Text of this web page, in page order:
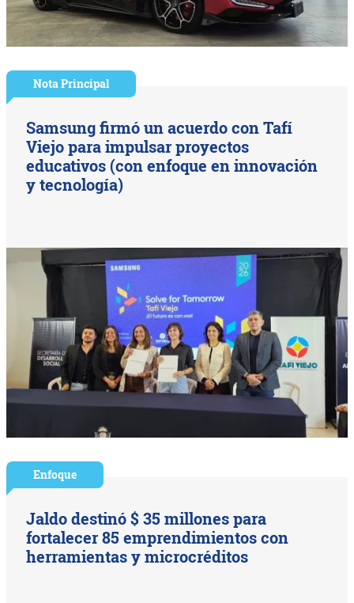
Nota Principal
Samsung firmó un acuerdo con Tafí
Viejo para impulsar proyectos
educativos (con enfoque en innovación
y tecnología)
Enfoque
Jaldo destinó $ 35 millones para
fortalecer 85 emprendimientos con
herramientas y microcréditos